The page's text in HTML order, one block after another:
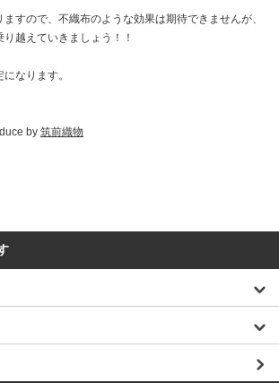
すので、不織布のような効果は期待できませんが、
越えていきましょう！！
なります。
by 筑前織物